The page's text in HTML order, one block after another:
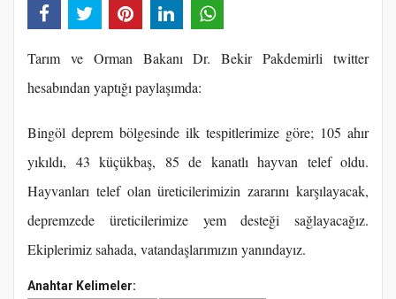
Tarım ve Orman Bakanı Dr. Bekir Pakdemirli twitter
hesabından yaptığı paylaşımda:
Bingöl deprem bölgesinde ilk tespitlerimize göre; 105 ahır
yıkıldı, 43 küçükbaş, 85 de kanatlı hayvan telef oldu.
Hayvanları telef olan üreticilerimizin zararını karşılayacak,
depremzede üreticilerimize yem desteği sağlayacağız.
Ekiplerimiz sahada, vatandaşlarımızın yanındayız.
Anahtar Kelimeler: